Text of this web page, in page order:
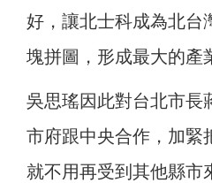
好，讓北士科成為北台
塊拼圖，形成最大的產
吳思瑤因此對台北市長
市府跟中央合作，加緊
就不用再受到其他縣市